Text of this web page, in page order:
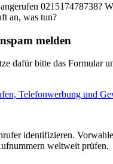
021517478738?
an, was tun?
melden
dafür bitte das Formular
Telefonwerbung und
identifizieren.
weltweit prüfen.